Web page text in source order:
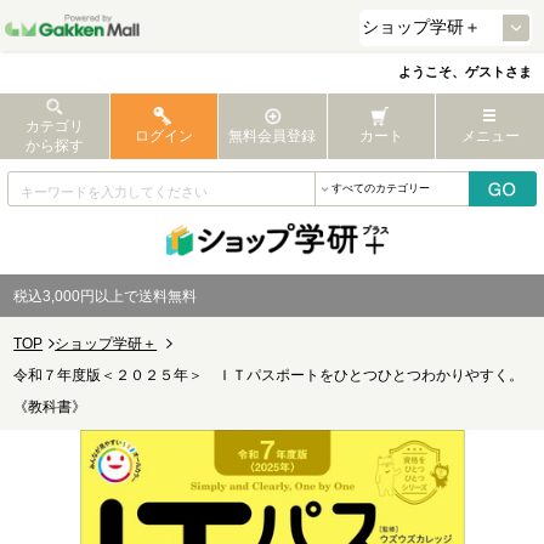
ようこそ、ゲストさま
カテゴリ
から探す
ログイン 無料会員登録 カート メニュー
税込3,000円以上で送料無料
TOP
ショップ学研＋
令和７年度版＜２０２５年＞ ＩＴパスポートをひとつひとつわかりやすく。
《教科書》